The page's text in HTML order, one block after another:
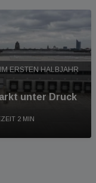
ERSTEN HALBJAHR
unter Druck
2 MIN